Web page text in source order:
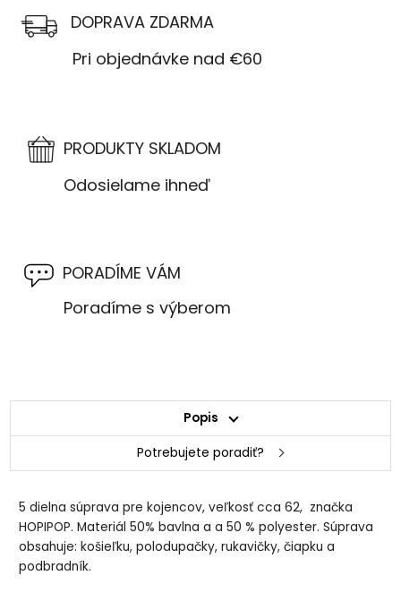
DOPRAVA ZDARMA
Pri objednávke nad €60
PRODUKTY SKLADOM
Odosielame ihneď
PORADÍME VÁM
Poradíme s výberom
Popis
Potrebujete poradiť?
5 dielna súprava pre kojencov, veľkosť cca 62, značka
HOPIPOP. Materiál 50% bavlna a a 50 % polyester. Súprava
obsahuje: košieľku, polodupačky, rukavičky, čiapku a
podbradník.